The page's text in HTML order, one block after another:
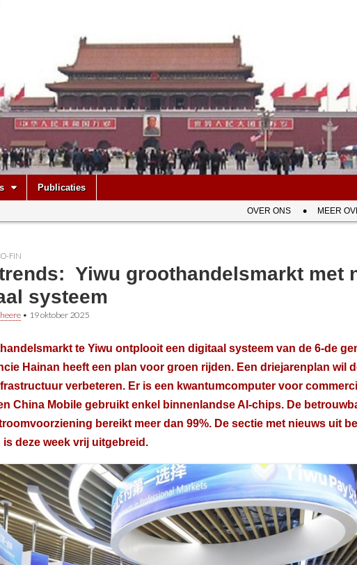
Publicaties
OVER ONS MEER
FIN
Yiwu groothandelsmarkt met
systeem
• 19 oktober 2025
te Yiwu ontplooit een digitaal systeem van de 6-de
Hainan heeft een plan voor groen rijden. Een driejarenplan wil
verbeteren. Er is een kwantumcomputer voor
China Mobile gebruikt enkel binnenlandse AI-chips. De
bereikt meer dan 99%. De sectie met nieuws uit
deze week vrij uitgebreid.